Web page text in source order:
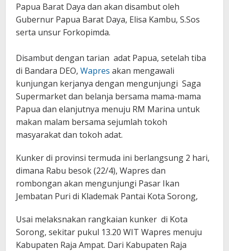
Papua Barat Daya dan akan disambut oleh
Gubernur Papua Barat Daya, Elisa Kambu, S.Sos
serta unsur Forkopimda.
Disambut dengan tarian adat Papua, setelah tiba
di Bandara DEO, Wapres akan mengawali
kunjungan kerjanya dengan mengunjungi Saga
Supermarket dan belanja bersama mama-mama
Papua dan elanjutnya menuju RM Marina untuk
makan malam bersama sejumlah tokoh
masyarakat dan tokoh adat.
Kunker di provinsi termuda ini berlangsung 2 hari,
dimana Rabu besok (22/4), Wapres dan
rombongan akan mengunjungi Pasar Ikan
Jembatan Puri di Klademak Pantai Kota Sorong,
Usai melaksnakan rangkaian kunker di Kota
Sorong, sekitar pukul 13.20 WIT Wapres menuju
Kabupaten Raja Ampat. Dari Kabupaten Raja